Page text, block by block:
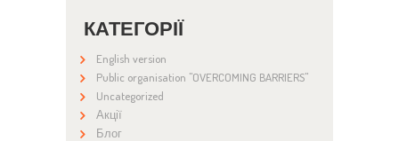
КАТЕГОРІЇ
English version
Public organisation "OVERCOMING BARRIERS"
Uncategorized
Акції
Блог